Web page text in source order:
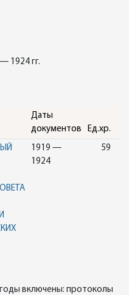
1924 гг.
Даты
документов
Ед.хр.
1919 —
1924
59
включены: протоколы